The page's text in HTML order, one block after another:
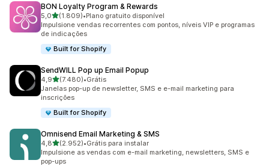
BON Loyalty Program & Rewards
5,0de 5 estrelas
(1.809)
1809 avaliações ao todo
•Plano gratuito disponível
Impulsione vendas recorrentes com pontos, níveis VIP e programas
de indicações
Built for Shopify
SendWILL Pop up Email Popup
4,9de 5 estrelas
(7.480)
7480 avaliações ao todo
•Grátis
Janelas pop-up de newsletter, SMS e e-mail marketing para
inscrições
Built for Shopify
Omnisend Email Marketing & SMS
4,8de 5 estrelas
(2.952)
2952 avaliações ao todo
•Grátis para instalar
Impulsione as vendas com e-mail marketing, newsletters, SMS e
pop-ups